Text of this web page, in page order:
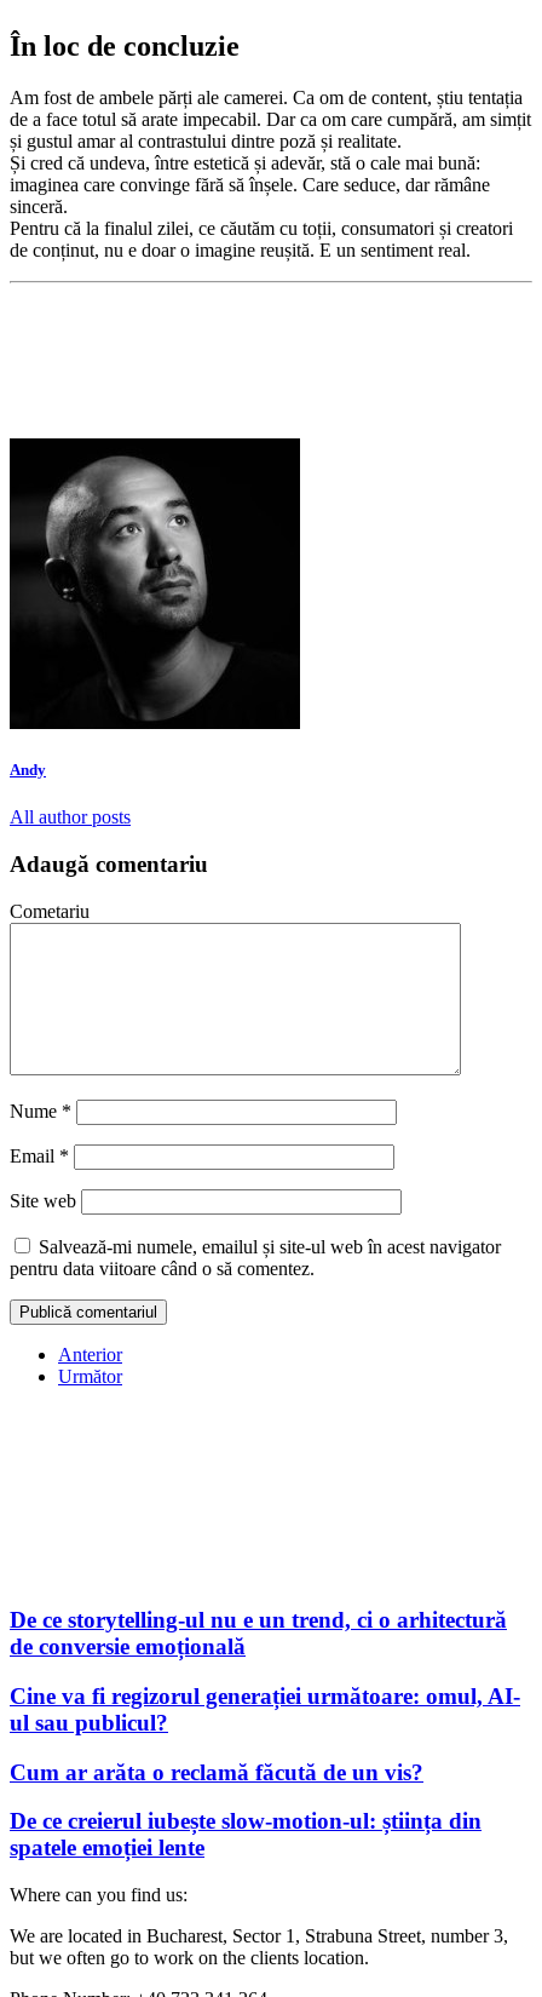
În loc de concluzie
Am fost de ambele părți ale camerei. Ca om de content, știu tentația
de a face totul să arate impecabil. Dar ca om care cumpără, am simțit
și gustul amar al contrastului dintre poză și realitate.
Și cred că undeva, între estetică și adevăr, stă o cale mai bună:
imaginea care convinge fără să înșele. Care seduce, dar rămâne
sinceră.
Pentru că la finalul zilei, ce căutăm cu toții, consumatori și creatori
de conținut, nu e doar o imagine reușită. E un sentiment real.
Andy
All author posts
Adaugă comentariu
Cometariu
Nume *
Email *
Site web
Salvează-mi numele, emailul și site-ul web în acest navigator
pentru data viitoare când o să comentez.
Anterior
Următor
De ce storytelling-ul nu e un trend, ci o arhitectură
de conversie emoțională
Cine va fi regizorul generației următoare: omul, AI-
ul sau publicul?
Cum ar arăta o reclamă făcută de un vis?
De ce creierul iubește slow-motion-ul: știința din
spatele emoției lente
Where can you find us:
We are located in Bucharest, Sector 1, Strabuna Street, number 3,
but we often go to work on the clients location.